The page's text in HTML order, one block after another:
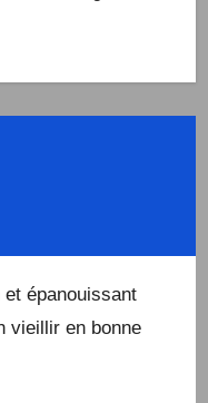
de ce blog est
épanouissant
en bonne